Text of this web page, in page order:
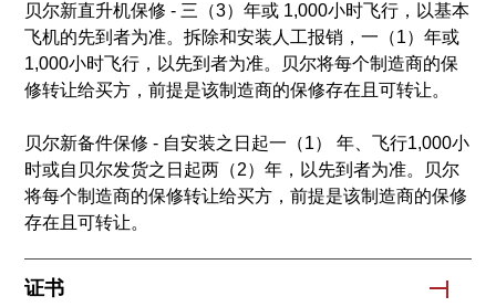
贝尔新直升机保修 - 三（3）年或 1,000小时飞行，以基本
飞机的先到者为准。拆除和安装人工报销，一（1）年或
1,000小时飞行，以先到者为准。贝尔将每个制造商的保
修转让给买方，前提是该制造商的保修存在且可转让。
贝尔新备件保修 - 自安装之日起一（1） 年、飞行1,000小
时或自贝尔发货之日起两（2）年，以先到者为准。贝尔
将每个制造商的保修转让给买方，前提是该制造商的保修
存在且可转让。
证书